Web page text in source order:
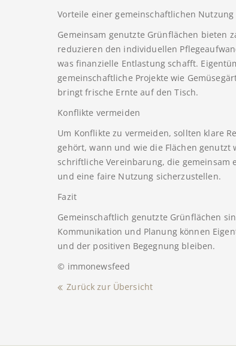
Vorteile einer gemeinschaftlichen Nutzung
Gemeinsam genutzte Grünflächen bieten
reduzieren den individuellen
was finanzielle Entlastung schafft.
gemeinschaftliche Projekte wie
bringt frische Ernte auf den Tisch.
Konflikte vermeiden
Um Konflikte zu vermeiden, sollten klare
gehört, wann und wie die Flächen
schriftliche Vereinbarung, die
und eine faire Nutzung sicherzustellen.
Fazit
Gemeinschaftlich genutzte Grünflächen
Kommunikation und Planung können
und der positiven Begegnung bleiben.
© immonewsfeed
Zurück zur Übersicht